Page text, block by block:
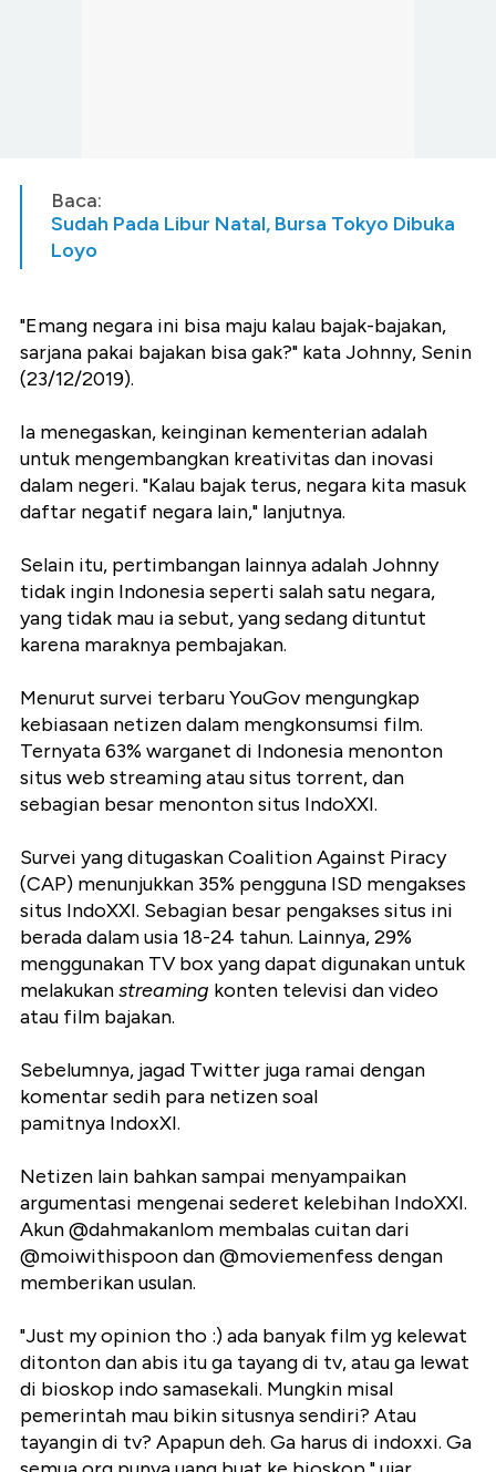
Baca:
Sudah Pada Libur Natal, Bursa Tokyo Dibuka
Loyo
"Emang negara ini bisa maju kalau bajak-bajakan,
sarjana pakai bajakan bisa gak?" kata Johnny, Senin
(23/12/2019).
Ia menegaskan, keinginan kementerian adalah
untuk mengembangkan kreativitas dan inovasi
dalam negeri. "Kalau bajak terus, negara kita masuk
daftar negatif negara lain," lanjutnya.
Selain itu, pertimbangan lainnya adalah Johnny
tidak ingin Indonesia seperti salah satu negara,
yang tidak mau ia sebut, yang sedang dituntut
karena maraknya pembajakan.
Menurut survei terbaru YouGov mengungkap
kebiasaan netizen dalam mengkonsumsi film.
Ternyata 63% warganet di Indonesia menonton
situs web streaming atau situs torrent, dan
sebagian besar menonton situs IndoXXI.
Survei yang ditugaskan Coalition Against Piracy
(CAP) menunjukkan 35% pengguna ISD mengakses
situs IndoXXI. Sebagian besar pengakses situs ini
berada dalam usia 18-24 tahun. Lainnya, 29%
menggunakan TV box yang dapat digunakan untuk
melakukanstreaming konten televisi dan video
atau film bajakan.
Sebelumnya, jagad Twitter juga ramai dengan
komentar sedih para netizen soal
pamitnya IndoxXI.
Netizen lain bahkan sampai menyampaikan
argumentasi mengenai sederet kelebihan IndoXXI.
Akun @dahmakanlom membalas cuitan dari
@moiwithispoon dan @moviemenfess dengan
memberikan usulan.
"Just my opinion tho :) ada banyak film yg kelewat
ditonton dan abis itu ga tayang di tv, atau ga lewat
di bioskop indo samasekali. Mungkin misal
pemerintah mau bikin situsnya sendiri? Atau
tayangin di tv? Apapun deh. Ga harus di indoxxi. Ga